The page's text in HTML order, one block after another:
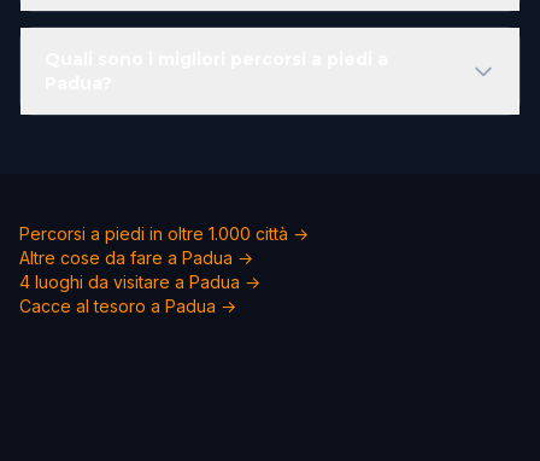
Percorsi a piedi in oltre 1.000 città →
Altre cose da fare a Padua →
4 luoghi da visitare a Padua →
Cacce al tesoro a Padua →